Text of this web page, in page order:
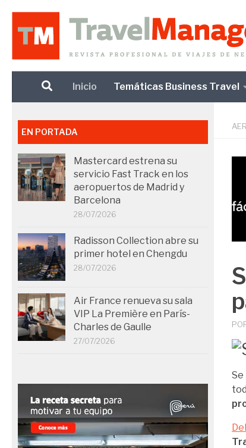
Debajo del contenido
Inicio Temáticas Business Travel
Se
EN PORTADA
Mastercard estrena su
servicio Fast Track en los
aeropuertos de Madrid y
Barcelona
28/07/2026
Radisson Collection abre su
primer hotel en Chengdu
28/07/2026
Air France renueva su sala
VIP La Première en París-
Charles de Gaulle
27/07/2026